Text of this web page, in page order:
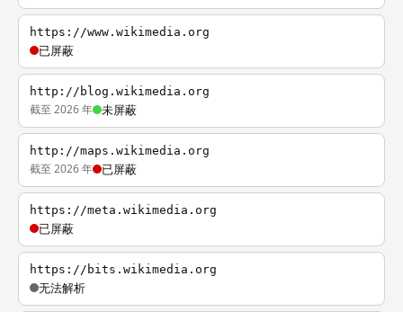
https://www.wikimedia.org
已屏蔽
http://blog.wikimedia.org
截至 2026 年 未屏蔽
http://maps.wikimedia.org
截至 2026 年 已屏蔽
https://meta.wikimedia.org
已屏蔽
https://bits.wikimedia.org
无法解析